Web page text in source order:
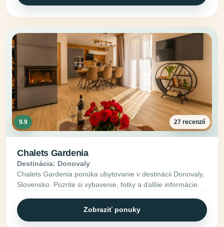
9.9 27 recenzií
Chalets Gardenia
Destinácia: Donovaly
Chalets Gardenia ponúka ubytovanie v destinácii Donovaly,
Slovensko. Pozrite si vybavenie, fotky a ďalšie informácie.
Zobraziť ponuky